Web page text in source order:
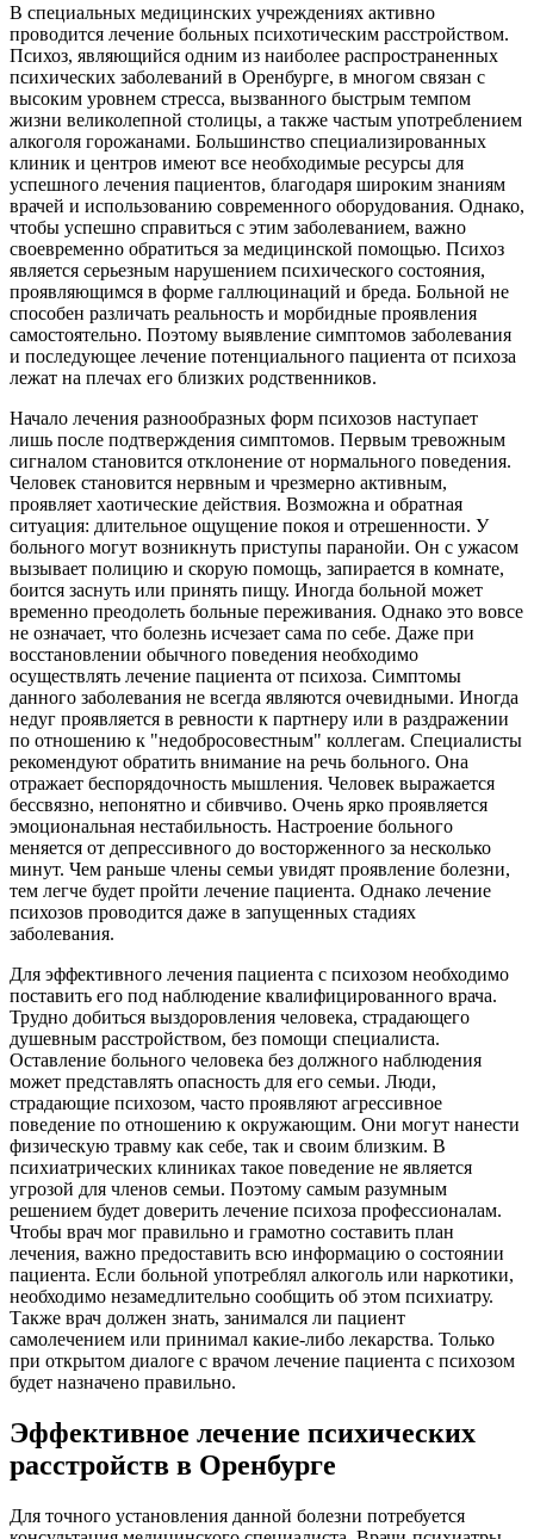
В специальных медицинских учреждениях активно
проводится лечение больных психотическим расстройством.
Психоз, являющийся одним из наиболее распространенных
психических заболеваний в Оренбурге, в многом связан с
высоким уровнем стресса, вызванного быстрым темпом
жизни великолепной столицы, а также частым употреблением
алкоголя горожанами. Большинство специализированных
клиник и центров имеют все необходимые ресурсы для
успешного лечения пациентов, благодаря широким знаниям
врачей и использованию современного оборудования. Однако,
чтобы успешно справиться с этим заболеванием, важно
своевременно обратиться за медицинской помощью. Психоз
является серьезным нарушением психического состояния,
проявляющимся в форме галлюцинаций и бреда. Больной не
способен различать реальность и морбидные проявления
самостоятельно. Поэтому выявление симптомов заболевания
и последующее лечение потенциального пациента от психоза
лежат на плечах его близких родственников.
Начало лечения разнообразных форм психозов наступает
лишь после подтверждения симптомов. Первым тревожным
сигналом становится отклонение от нормального поведения.
Человек становится нервным и чрезмерно активным,
проявляет хаотические действия. Возможна и обратная
ситуация: длительное ощущение покоя и отрешенности. У
больного могут возникнуть приступы паранойи. Он с ужасом
вызывает полицию и скорую помощь, запирается в комнате,
боится заснуть или принять пищу. Иногда больной может
временно преодолеть больные переживания. Однако это вовсе
не означает, что болезнь исчезает сама по себе. Даже при
восстановлении обычного поведения необходимо
осуществлять лечение пациента от психоза. Симптомы
данного заболевания не всегда являются очевидными. Иногда
недуг проявляется в ревности к партнеру или в раздражении
по отношению к "недобросовестным" коллегам. Специалисты
рекомендуют обратить внимание на речь больного. Она
отражает беспорядочность мышления. Человек выражается
бессвязно, непонятно и сбивчиво. Очень ярко проявляется
эмоциональная нестабильность. Настроение больного
меняется от депрессивного до восторженного за несколько
минут. Чем раньше члены семьи увидят проявление болезни,
тем легче будет пройти лечение пациента. Однако лечение
психозов проводится даже в запущенных стадиях
заболевания.
Для эффективного лечения пациента с психозом необходимо
поставить его под наблюдение квалифицированного врача.
Трудно добиться выздоровления человека, страдающего
душевным расстройством, без помощи специалиста.
Оставление больного человека без должного наблюдения
может представлять опасность для его семьи. Люди,
страдающие психозом, часто проявляют агрессивное
поведение по отношению к окружающим. Они могут нанести
физическую травму как себе, так и своим близким. В
психиатрических клиниках такое поведение не является
угрозой для членов семьи. Поэтому самым разумным
решением будет доверить лечение психоза профессионалам.
Чтобы врач мог правильно и грамотно составить план
лечения, важно предоставить всю информацию о состоянии
пациента. Если больной употреблял алкоголь или наркотики,
необходимо незамедлительно сообщить об этом психиатру.
Также врач должен знать, занимался ли пациент
самолечением или принимал какие-либо лекарства. Только
при открытом диалоге с врачом лечение пациента с психозом
будет назначено правильно.
Эффективное лечение психических
расстройств в Оренбурге
Для точного установления данной болезни потребуется